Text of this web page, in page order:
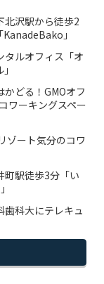
北沢駅から徒歩2
」
タルオフィス「オ
どる！GMOオフ
ワーキングスペー
ゾート気分のコワ
町駅徒歩3分「い
歯科大にテレキュ